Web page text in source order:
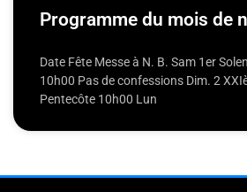
Programme du mois de
Date Fête Messe à N. B. Sam 1er
10h00 Pas de confessions Dim. 2
Pentecôte 10h00 Lun